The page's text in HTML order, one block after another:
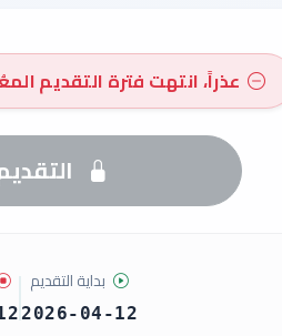
عذراً، انتهت فترة التقديم
بداية التقديم
2026-04-12